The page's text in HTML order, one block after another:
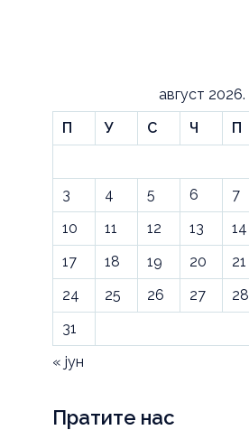
август 2026.
П
У С Ч П
3
4 5 6 7
10
11 12 13 14
17
18 19 20 21
24
25 26 27 28
31
« јун
Пратите нас